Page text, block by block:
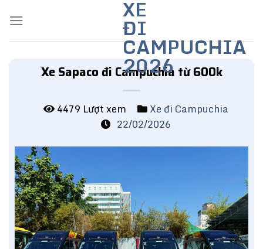
content
XE
ĐI
CAMPUCHIA
2026
Xe Sapaco đi Campuchia từ 600k
4479 Lượt xem
Xe đi Campuchia
22/02/2026